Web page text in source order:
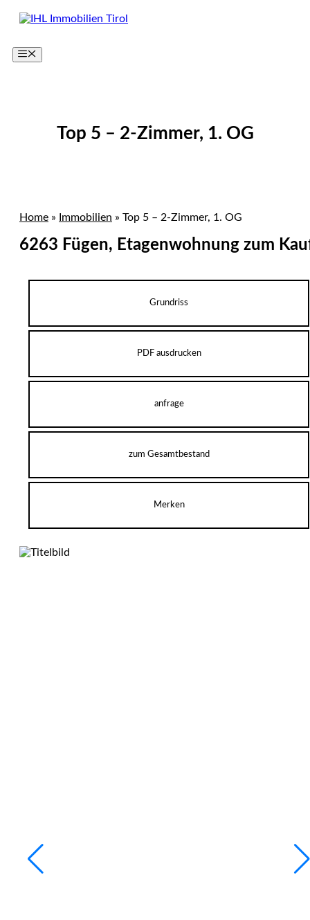
Zum
Inhalt
Menü
Top 5 – 2-Zimmer, 1. OG
Home » Immobilien » Top 5 – 2-Zimmer, 1. OG
6263 Fügen, Etagenwohnung zum
Grundriss
PDF ausdrucken
anfrage
zum Gesamtbestand
Merken